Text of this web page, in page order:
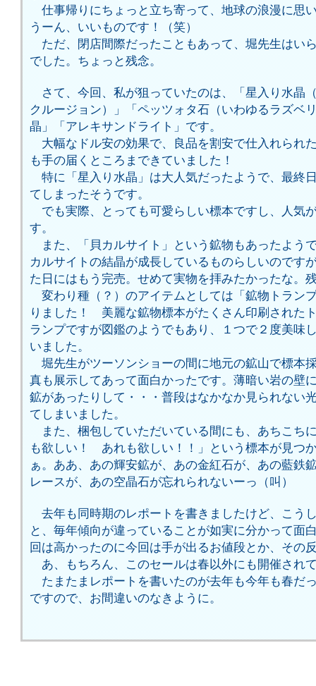
仕事帰りにちょっと立ち寄って、地球の浪漫に思
うーん、いいものです！（笑）
ただ、閉店間際だったこともあって、堀先生はい
でした。ちょっと残念。
さて、今回、私が狙っていたのは、「星入り水晶
クルージョン）」「ペッツォタ石（いわゆるラズベ
晶」「アレキサンドライト」です。
大幅なドル安の効果で、良品を割安で仕入れられ
も手の届くところまできていました！
特に「星入り水晶」は大人気だったようで、最終
てしまったそうです。
でも実際、とっても可愛らしい標本ですし、人気
す。
また、「貝カルサイト」という鉱物もあったよう
カルサイトの結晶が成長しているものらしいのです
た日にはもう完売。せめて実物を拝みたかったな。
変わり種（？）のアイテムとしては「鉱物トラン
りました！ 美麗な鉱物標本がたくさん印刷された
ランプですが図鑑のようでもあり、１つで２度美味
いました。
堀先生がツーソンショーの間に地元の鉱山で標本
真も展示してあって面白かったです。薄暗い岩の壁
鉱があったりして・・・普段はなかなか見られない
てしまいました。
また、梱包していただいている間にも、あちこち
も欲しい！ あれも欲しい！！」という標本が見つ
ぁ。ああ、あの輝安鉱が、あの金紅石が、あの藍鉄
レースが、あの空晶石が忘れられないーっ（叫）
去年も同時期のレポートを書きましたけど、こう
と、毎年傾向が違っていることが如実に分かって
回は高かったのに今回は手が出るお値段とか、その
あ、もちろん、このセールは春以外にも開催され
たまたまレポートを書いたのが去年も今年も春だ
ですので、お間違いのなきように。